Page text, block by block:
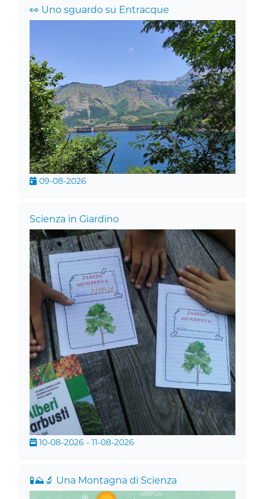
👀 Uno sguardo su Entracque
09-08-2026
Scienza in Giardino
10-08-2026 - 11-08-2026
🧪⛰️🔬 Una Montagna di Scienza